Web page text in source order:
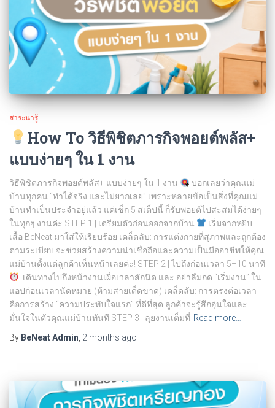
สาระน่ารู้
How To วิธีพิชิตภารกิจพอยต์พลัส+
แบบง่ายๆ ใน 1 งาน
วิธีพิชิตภารกิจพอยต์พลัส+ แบบง่ายๆ ใน 1 งาน
บอกเลยว่าคุณแม่
บ้านทุกคน “ทำได้จริง และไม่ยากเลย” เพราะหลายข้อเป็นสิ่งที่คุณแม่
บ้านทำเป็นประจำอยู่แล้ว แค่เช็ก 5 สเต็ปนี้ ก็รับพอยต์ไปสะสมได้ง่ายๆ
ในทุกๆ งานค่ะ STEP 1 | เตรียมตัวก่อนออกจากบ้าน
เริ่มจากหยิบ
เสื้อ BeNeat มาใส่ให้เรียบร้อย เคล็ดลับ: การแต่งกายที่สุภาพและถูกต้อง
ตามระเบียบ จะช่วยสร้างความน่าเชื่อถือและความเป็นมืออาชีพให้คุณ
แม่บ้านตั้งแต่ลูกค้าเห็นหน้าเลยค่ะ! STEP 2 | ไปถึงก่อนเวลา 5–10 นาที
เดินทางไปถึงหน้างานเผื่อเวลาสักนิด และ อย่าลืมกด “เริ่มงาน” ใน
แอปก่อนเวลานัดหมาย (ห้ามสายเด็ดขาด) เคล็ดลับ: การตรงต่อเวลา
คือการสร้าง “ความประทับใจแรก” ที่ดีที่สุด ลูกค้าจะรู้สึกอุ่นใจและ
มั่นใจในตัวคุณแม่บ้านทันที STEP 3 | ลุยงานเต็มที่ Read more…
By BeNeat Admin 2 months ago